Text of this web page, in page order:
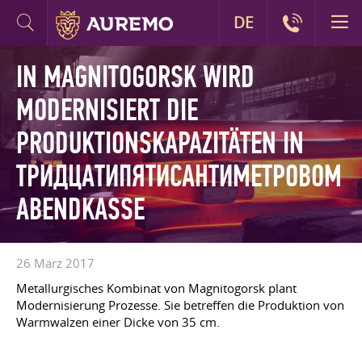
IN MAGNITOGORSK WIRD
MODERNISIERT DIE
PRODUKTIONSKAPAZITÄTEN IN
ТРИДЦАТИПЯТИСАНТИМЕТРОВОМ
ABENDKASSE
26 März 2017
Metallurgisches Kombinat von Magnitogorsk plant
Modernisierung Prozesse. Sie betreffen die Produktion von
Warmwalzen einer Dicke von 35 cm.
DE